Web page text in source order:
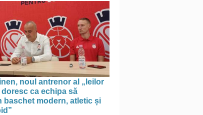
noul antrenor al „leilor
doresc ca echipa să
baschet modern, atletic și